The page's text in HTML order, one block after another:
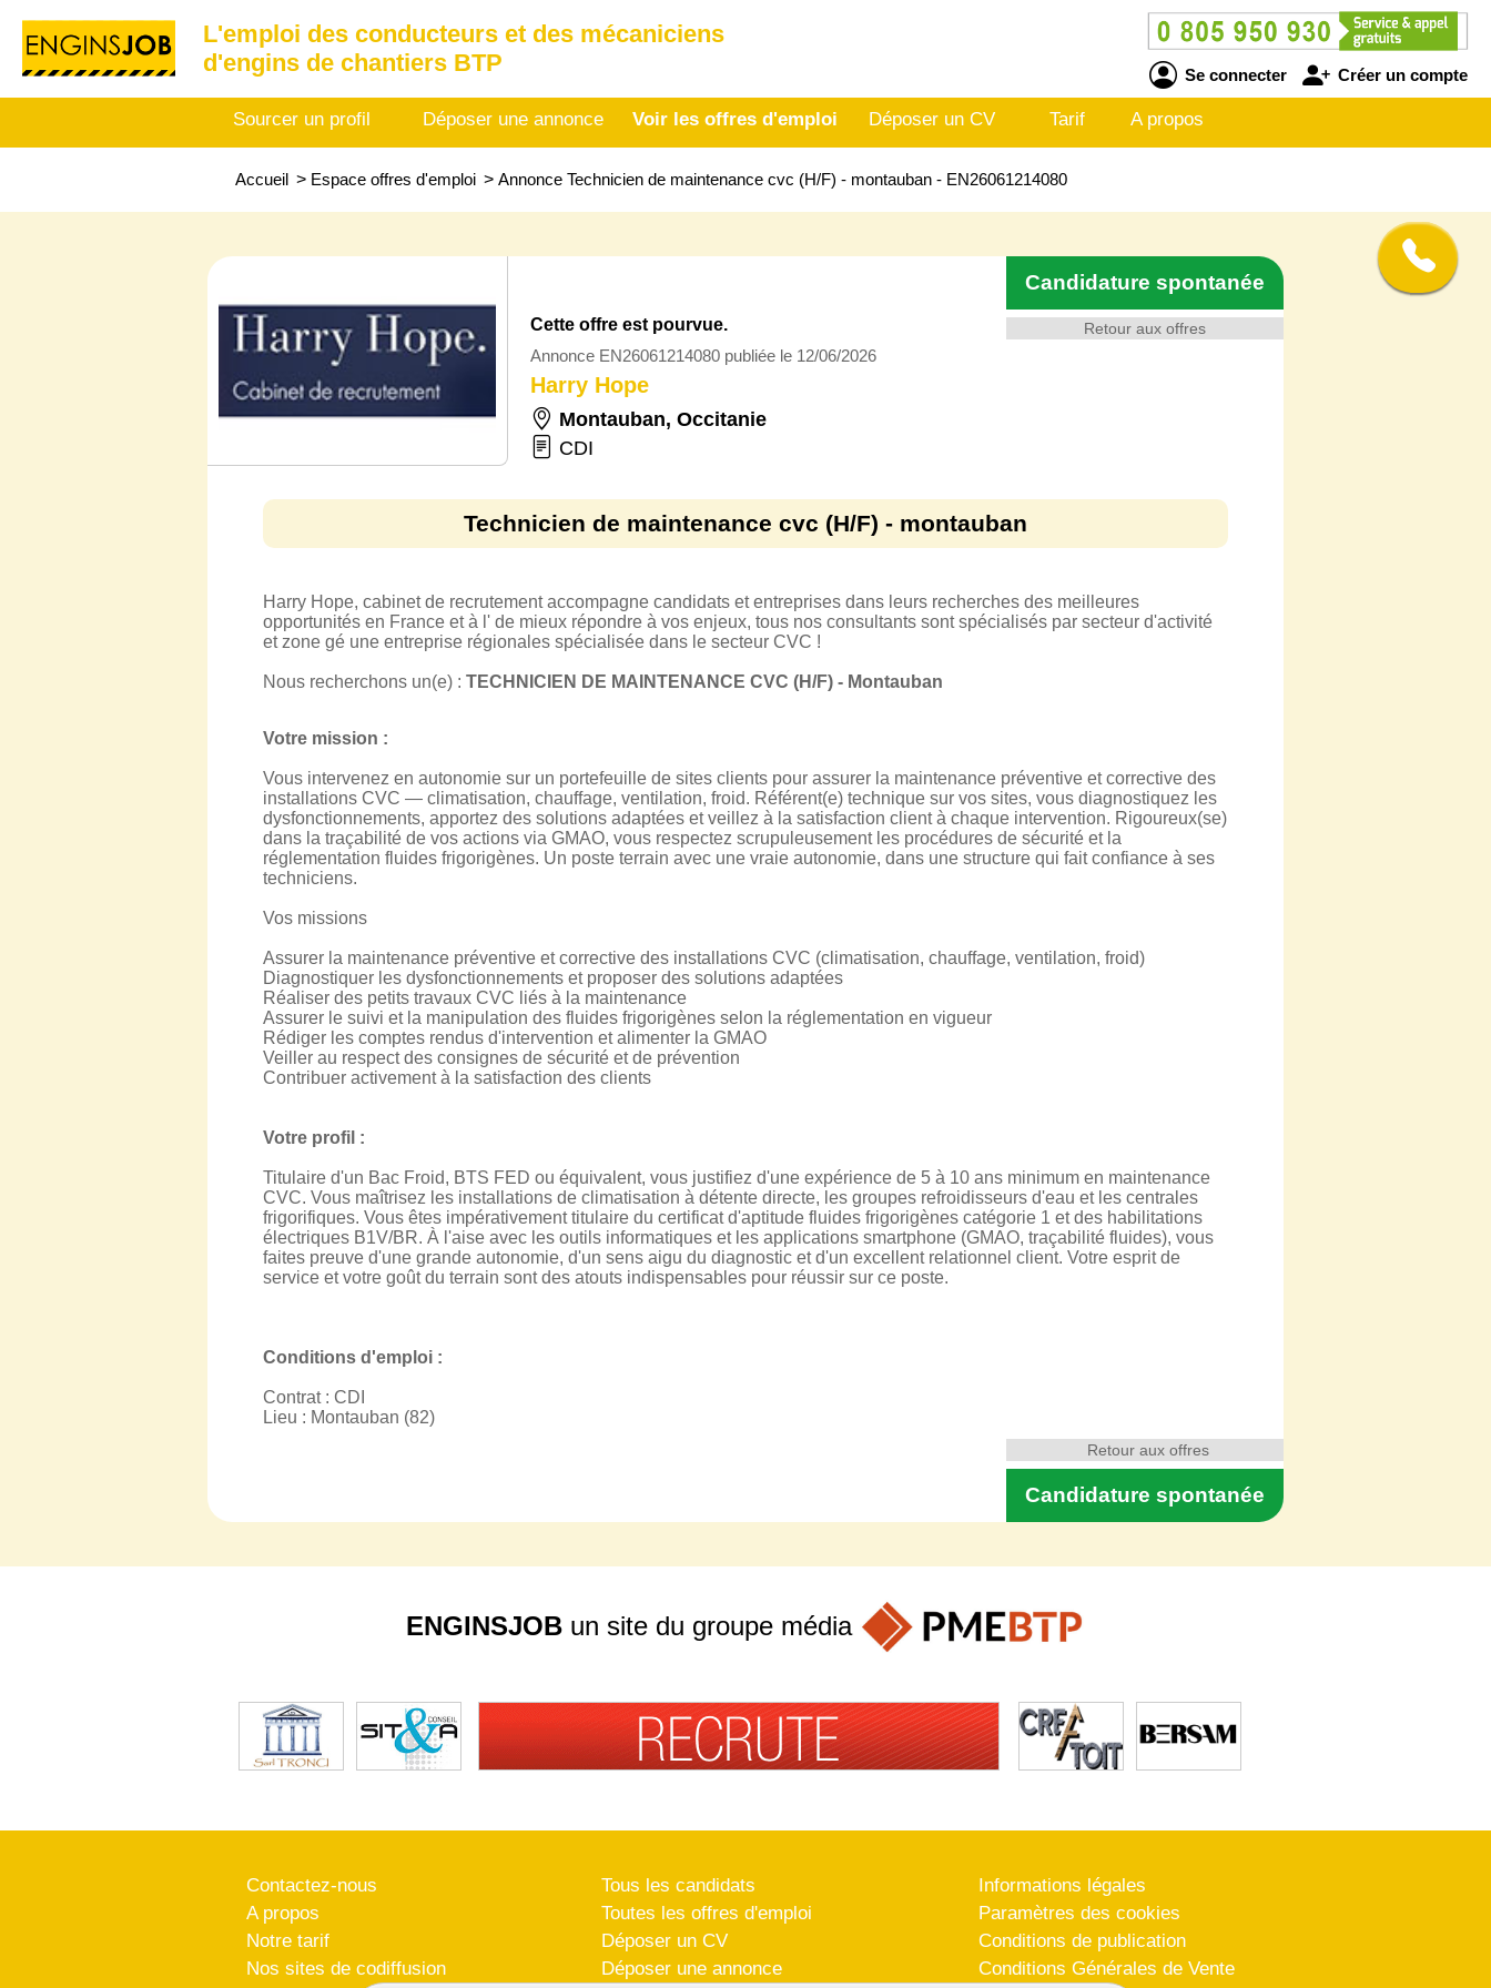
L'emploi des conducteurs et des mécaniciens
d'engins de chantiers BTP
Se connecter Créer un compte
Sourcer un profil Déposer une annonce Voir les offres d'emploi Déposer un CV Tarif A propos
Accueil > Espace offres d'emploi > Annonce Technicien de maintenance cvc (H/F) - montauban - EN26061214080
Retour aux offres
Candidature spontanée
Cette offre est pourvue.
Annonce EN26061214080 publiée le 12/06/2026
Harry Hope
Montauban, Occitanie
CDI
Technicien de maintenance cvc (H/F) - montauban
Harry Hope, cabinet de recrutement accompagne candidats et entreprises dans leurs recherches des meilleures
opportunités en France et à l' de mieux répondre à vos enjeux, tous nos consultants sont spécialisés par secteur d'activité
et zone gé une entreprise régionales spécialisée dans le secteur CVC !
Nous recherchons un(e) : TECHNICIEN DE MAINTENANCE CVC (H/F) - Montauban
Votre mission :
Vous intervenez en autonomie sur un portefeuille de sites clients pour assurer la maintenance préventive et corrective des
installations CVC — climatisation, chauffage, ventilation, froid. Référent(e) technique sur vos sites, vous diagnostiquez les
dysfonctionnements, apportez des solutions adaptées et veillez à la satisfaction client à chaque intervention. Rigoureux(se)
dans la traçabilité de vos actions via GMAO, vous respectez scrupuleusement les procédures de sécurité et la
réglementation fluides frigorigènes. Un poste terrain avec une vraie autonomie, dans une structure qui fait confiance à ses
techniciens.
Vos missions
Assurer la maintenance préventive et corrective des installations CVC (climatisation, chauffage, ventilation, froid)
Diagnostiquer les dysfonctionnements et proposer des solutions adaptées
Réaliser des petits travaux CVC liés à la maintenance
Assurer le suivi et la manipulation des fluides frigorigènes selon la réglementation en vigueur
Rédiger les comptes rendus d'intervention et alimenter la GMAO
Veiller au respect des consignes de sécurité et de prévention
Contribuer activement à la satisfaction des clients
Votre profil :
Titulaire d'un Bac Froid, BTS FED ou équivalent, vous justifiez d'une expérience de 5 à 10 ans minimum en maintenance
CVC. Vous maîtrisez les installations de climatisation à détente directe, les groupes refroidisseurs d'eau et les centrales
frigorifiques. Vous êtes impérativement titulaire du certificat d'aptitude fluides frigorigènes catégorie 1 et des habilitations
électriques B1V/BR. À l'aise avec les outils informatiques et les applications smartphone (GMAO, traçabilité fluides), vous
faites preuve d'une grande autonomie, d'un sens aigu du diagnostic et d'un excellent relationnel client. Votre esprit de
service et votre goût du terrain sont des atouts indispensables pour réussir sur ce poste.
Conditions d'emploi :
Contrat : CDI
Lieu : Montauban (82)
Candidature spontanée
Retour aux offres
ENGINSJOB un site du groupe média
Contactez-nous
A propos
Notre tarif
Nos sites de codiffusion
Tous les candidats
Toutes les offres d'emploi
Déposer un CV
Déposer une annonce
Informations légales
Paramètres des cookies
Conditions de publication
Conditions Générales de Vente